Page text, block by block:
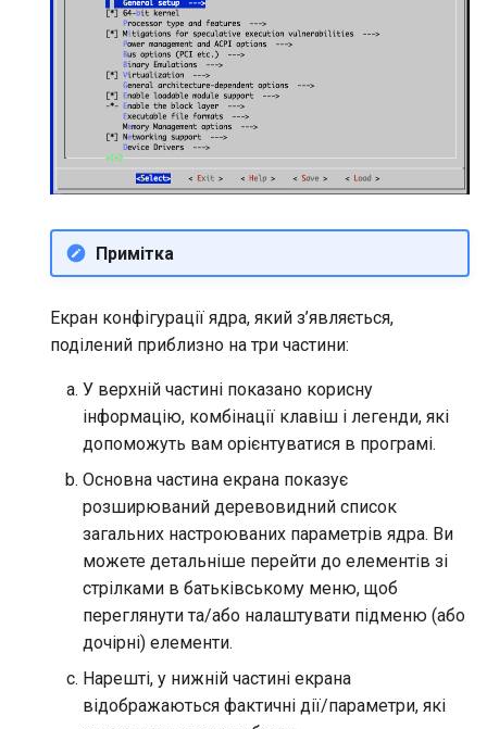
Примітка
Екран конфігурації ядра, який з’являється,
поділений приблизно на три частини:
У верхній частині показано корисну
інформацію, комбінації клавіш і легенди, які
допоможуть вам орієнтуватися в програмі.
Основна частина екрана показує
розширюваний деревовидний список
загальних настроюваних параметрів ядра. Ви
можете детальніше перейти до елементів зі
стрілками в батьківському меню, щоб
переглянути та/або налаштувати підменю (або
дочірні) елементи.
Нарешті, у нижній частині екрана
відображаються фактичні дії/параметри, які